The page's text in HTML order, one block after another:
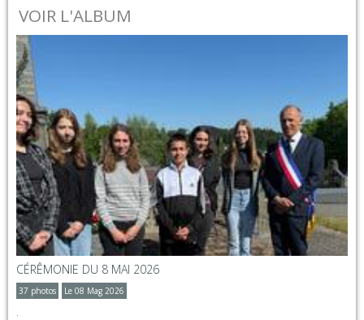
VOIR L'ALBUM
CÉRÊMONIE DU 8 MAI 2026
37 photos Le 08 Mag 2026
.